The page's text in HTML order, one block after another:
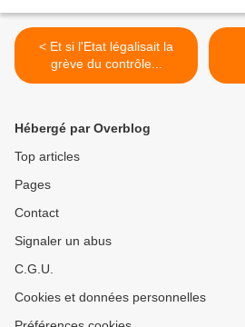
< Et si l'Etat légalisait la
grève du contrôle...
Hébergé par Overblog
Top articles
Pages
Contact
Signaler un abus
C.G.U.
Cookies et données personnelles